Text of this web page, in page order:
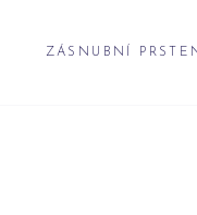
ZÁSNUBNÍ